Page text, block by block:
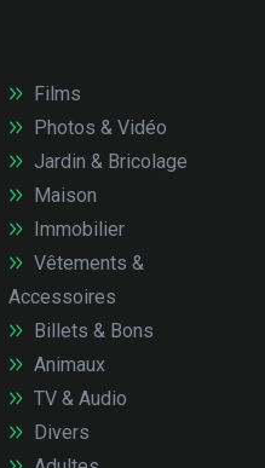
Films
Photos & Vidéo
Jardin & Bricolage
Maison
Immobilier
Vêtements &
Accessoires
Billets & Bons
Animaux
TV & Audio
Divers